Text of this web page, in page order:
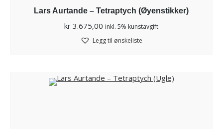
Lars Aurtande – Tetraptych (Øyenstikker)
kr 3.675,00 inkl. 5% kunstavgift
Legg til ønskeliste